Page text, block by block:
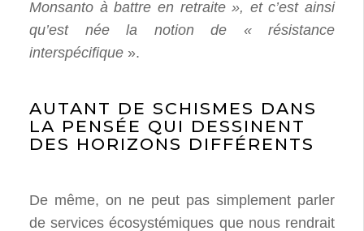
Monsanto à battre en retraite », et c’est ainsi
qu’est née la notion de « résistance
interspécifique ».
AUTANT DE SCHISMES DANS
LA PENSÉE QUI DESSINENT
DES HORIZONS DIFFÉRENTS
De même, on ne peut pas simplement parler
de services écosystémiques que nous rendrait